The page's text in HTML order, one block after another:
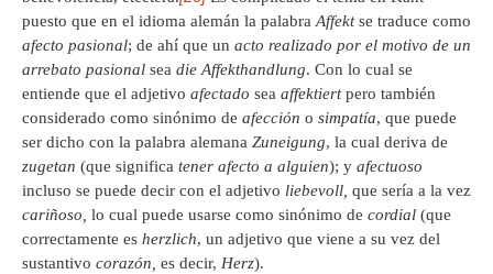
puesto que en el idioma alemán la palabra Affektse traduce como
afecto pasional; de ahí que un acto realizado por el motivo de un
arrebato pasional sea die Affekthandlung. Con lo cual se
entiende que el adjetivo afectado sea affektiertpero también
considerado como sinónimo de afección o simpatía, que puede
ser dicho con la palabra alemana Zuneigung, la cual deriva de
zugetan (que significa tener afecto a alguien); y afectuoso
incluso se puede decir con el adjetivo liebevoll, que sería a la vez
cariñoso, lo cual puede usarse como sinónimo de cordial (que
correctamente es herzlich, un adjetivo que viene a su vez del
sustantivo corazón, es decir, Herz).